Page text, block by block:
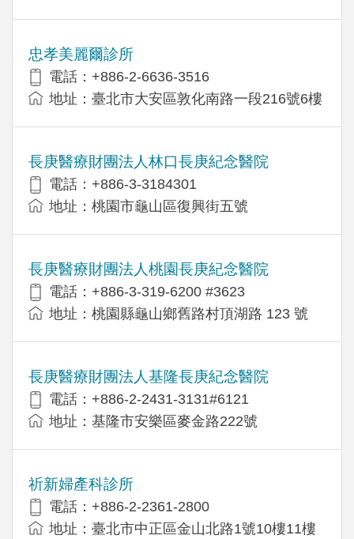
忠孝美麗爾診所
電話：+886-2-6636-3516
地址：臺北市大安區敦化南路一段216號6樓
長庚醫療財團法人林口長庚紀念醫院
電話：+886-3-3184301
地址：桃園市龜山區復興街五號
長庚醫療財團法人桃園長庚紀念醫院
電話：+886-3-319-6200 #3623
地址：桃園縣龜山鄉舊路村頂湖路 123 號
長庚醫療財團法人基隆長庚紀念醫院
電話：+886-2-2431-3131#6121
地址：基隆市安樂區麥金路222號
祈新婦產科診所
電話：+886-2-2361-2800
地址：臺北市中正區金山北路1號10樓11樓